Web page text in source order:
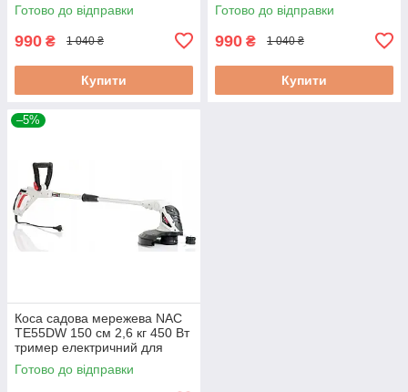
Готово до відправки
990 ₴ 1 040 ₴
Купити
садовий електричний
Готово до відправки
990 ₴ 1 040 ₴
Купити
–5%
Коса садова мережева NAC
TE55DW 150 см 2,6 кг 450 Вт
тример електричний для
скошування трави
електричний тример
Готово до відправки